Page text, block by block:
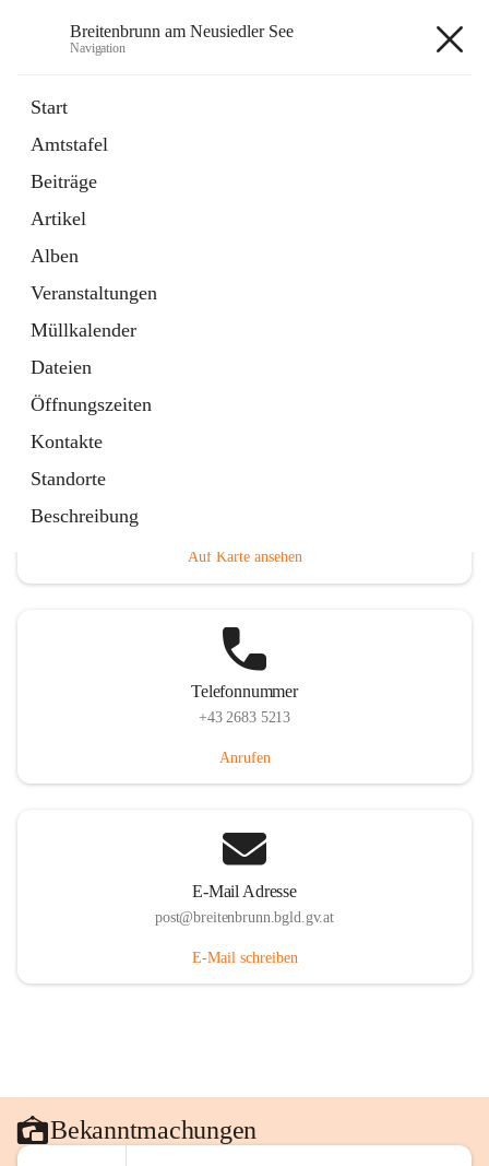
Breitenbrunn am Neusiedler See
Navigation
Start
Amtstafel
Beiträge
Artikel
Alben
Veranstaltungen
Müllkalender
Dateien
Öffnungszeiten
Kontakte
Standorte
Beschreibung
18 Schnellzugriffe
Gemeindeservice
Auf Karte ansehen
Telefonnummer
+43 2683 5213
Anrufen
E-Mail Adresse
post@breitenbrunn.bgld.gv.at
E-Mail schreiben
Bekanntmachungen